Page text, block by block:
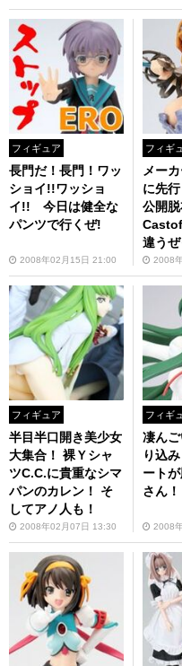
フィギュア
長門だ！長門！ワッ
ショイ!!ワッショ
イ!! 今日は健全な
パンツで行くぜ!
2008年02月15日 21:00
フィギ
メー
に先
公開
違うぜ
2008
フィギュア
半目半口開き美少女
大集合！ 裸Ｙシャ
ツC.C.に貴重なシマ
パンのカレン！ そ
してアノ人も！
2008年02月07日 13:30
フィギ
凄ん
り込
ート
さん
2008